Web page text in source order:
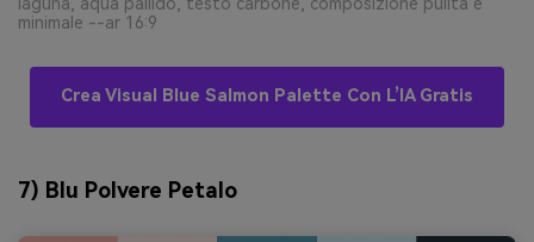
laguna, aqua pallido, testo carbone, composizione pulita e
minimale --ar 16:9
Crea Visual Blue Salmon Palette Con L’IA Gratis
7) Blu Polvere Petalo